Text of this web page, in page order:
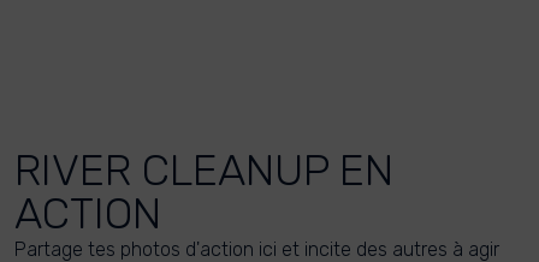
RIVER CLEANUP EN
ACTION
Partage tes photos d'action ici et incite des autres à agir